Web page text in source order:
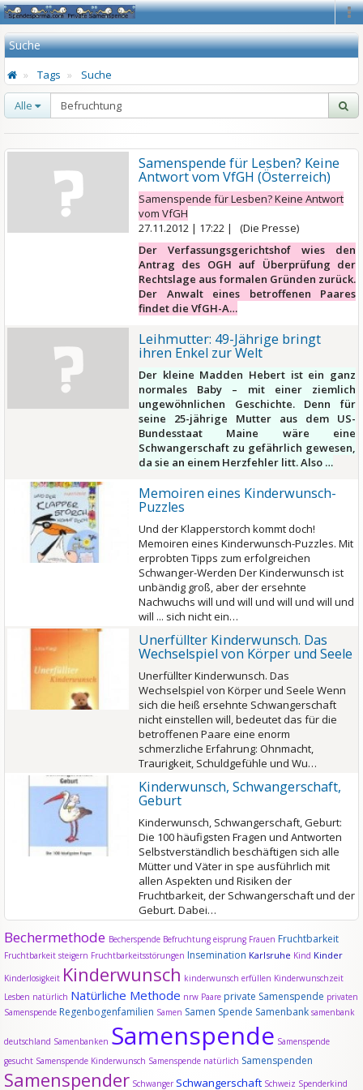
Suche
Tags Suche
Alle
Samenspende für Lesben? Keine
Antwort vom VfGH (Österreich)
Samenspende für Lesben? Keine Antwort
vom VfGH
27.11.2012 | 17:22 | (Die Presse)
Der Verfassungsgerichtshof wies den
Antrag des OGH auf Überprüfung der
Rechtslage aus formalen Gründen zurück.
Der Anwalt eines betroffenen Paares
findet die VfGH-A…
Leihmutter: 49-Jährige bringt
ihren Enkel zur Welt
Der kleine Madden Hebert ist ein ganz
normales Baby – mit einer ziemlich
ungewöhnlichen Geschichte. Denn für
seine 25-jährige Mutter aus dem US-
Bundesstaat Maine wäre eine
Schwangerschaft zu gefährlich gewesen,
da sie an einem Herzfehler litt. Also …
Memoiren eines Kinderwunsch-
Puzzles
Und der Klapperstorch kommt doch!
Memoiren eines Kinderwunsch-Puzzles. Mit
erprobten Tipps zum erfolgreichen
Schwanger-Werden Der Kinderwunsch ist
unbändig groß, aber der ersehnte
Nachwuchs will und will und will und will und
will ... sich nicht ein…
Unerfüllter Kinderwunsch. Das
Wechselspiel von Körper und Seele
Unerfüllter Kinderwunsch. Das
Wechselspiel von Körper und Seele Wenn
sich die heiß ersehnte Schwangerschaft
nicht einstellen will, bedeutet das für die
betroffenen Paare eine enorm
schmerzliche Erfahrung: Ohnmacht,
Traurigkeit, Schuldgefühle und Wu…
Kinderwunsch, Schwangerschaft,
Geburt
Kinderwunsch, Schwangerschaft, Geburt:
Die 100 häufigsten Fragen und Antworten
Selbstverständlich beschäftigen sich alle
Mütter und Väter in spe ausführlich mit
allen Aspekten und Risiken der
Fruchtbarkeit, der Schwangerschaft und der
Geburt. Dabei…
Bechermethode Becherspende Befruchtung eisprung Frauen Fruchtbarkeit
Fruchtbarkeit steigern Fruchtbarkeitsstörungen Insemination Karlsruhe Kind Kinder
Kinderlosigkeit Kinderwunsch kinderwunsch erfüllen Kinderwunschzeit
Lesben natürlich Natürliche Methode nrw Paare private Samenspende privaten
Samenspende Regenbogenfamilien Samen Samen Spende Samenbank samenbank
deutschland Samenbanken Samenspende Samenspende
gesucht Samenspende Kinderwunsch Samenspende natürlich Samenspenden
Samenspender Schwanger Schwangerschaft Schweiz Spenderkind